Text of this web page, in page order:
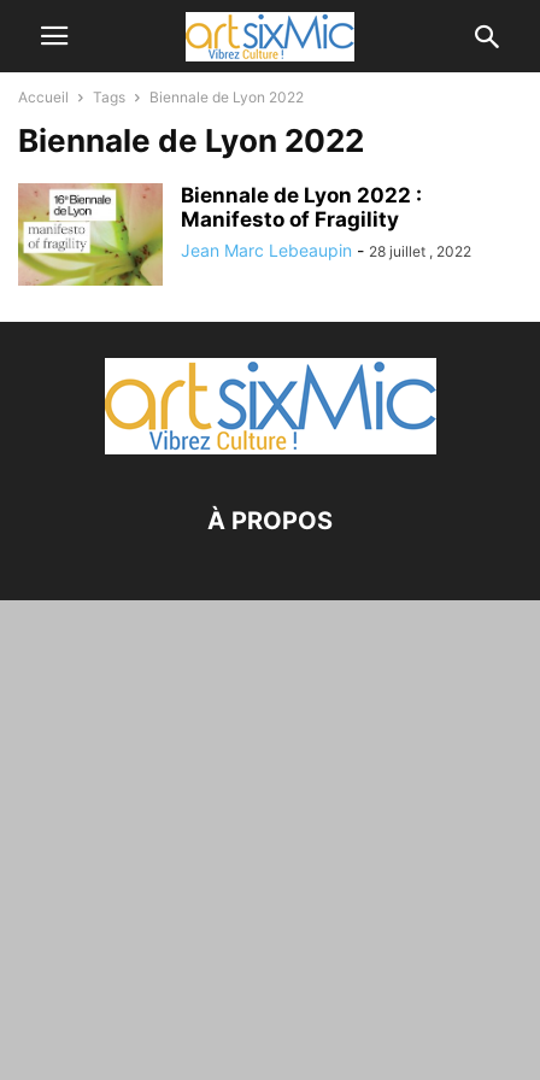
Accueil Tags Biennale de Lyon 2022
Biennale de Lyon 2022
Biennale de Lyon 2022 :
Manifesto of Fragility
Jean Marc Lebeaupin - 28 juillet , 2022
À PROPOS